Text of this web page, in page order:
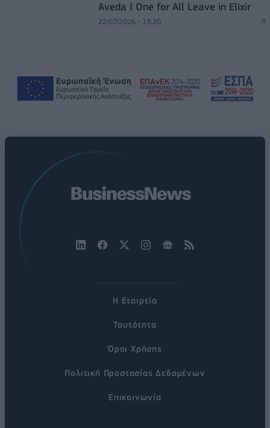
Aveda I One for All Leave in Elixir
22/07/2026 - 13:20
Η Εταιρεία
Ταυτότητα
Όροι Χρήσης
Πολιτική Προστασίας Δεδομένων
Επικοινωνία